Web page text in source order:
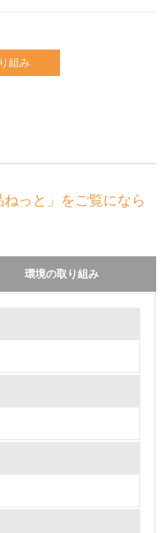
組み
っと」をご覧になら
環境の取り組み